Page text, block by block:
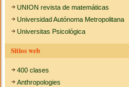
UNION revista de matemáticas
Universidad Autónoma Metropolitana
Universitas Psicológica
Sitios web
400 clases
Anthropologies